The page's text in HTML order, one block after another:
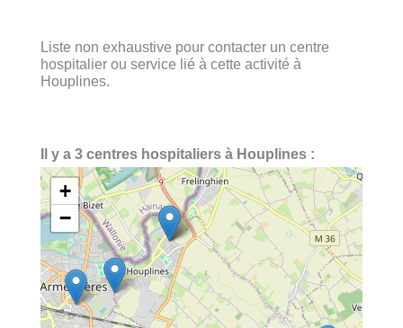
Liste non exhaustive pour contacter un centre
hospitalier ou service lié à cette activité à
Houplines.
Il y a 3 centres hospitaliers à Houplines :
+
−